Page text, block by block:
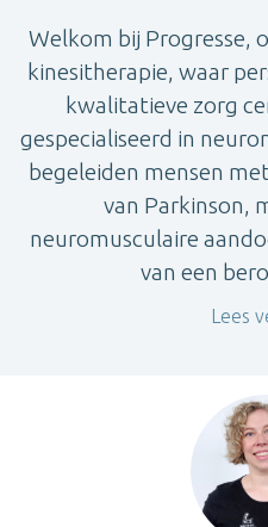
Welkom bij Progresse,
kinesitherapie, waar
kwalitatieve zorg
gespecialiseerd in
begeleiden mensen
van Parkinson,
neuromusculaire
van een
Lees